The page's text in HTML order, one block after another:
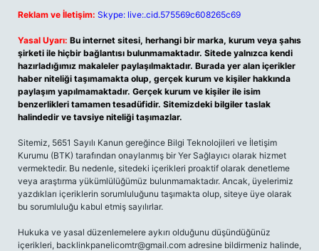
Reklam ve İletişim: Skype: live:.cid.575569c608265c69
Yasal Uyarı: Bu internet sitesi, herhangi bir marka, kurum veya şahıs
şirketi ile hiçbir bağlantısı bulunmamaktadır. Sitede yalnızca kendi
hazırladığımız makaleler paylaşılmaktadır. Burada yer alan içerikler
haber niteliği taşımamakta olup, gerçek kurum ve kişiler hakkında
paylaşım yapılmamaktadır. Gerçek kurum ve kişiler ile isim
benzerlikleri tamamen tesadüfidir. Sitemizdeki bilgiler taslak
halindedir ve tavsiye niteliği taşımazlar.
Sitemiz, 5651 Sayılı Kanun gereğince Bilgi Teknolojileri ve İletişim
Kurumu (BTK) tarafından onaylanmış bir Yer Sağlayıcı olarak hizmet
vermektedir. Bu nedenle, sitedeki içerikleri proaktif olarak denetleme
veya araştırma yükümlülüğümüz bulunmamaktadır. Ancak, üyelerimiz
yazdıkları içeriklerin sorumluluğunu taşımakta olup, siteye üye olarak
bu sorumluluğu kabul etmiş sayılırlar.
Hukuka ve yasal düzenlemelere aykırı olduğunu düşündüğünüz
içerikleri, backlinkpanelicomtr@gmail.com adresine bildirmeniz halinde,